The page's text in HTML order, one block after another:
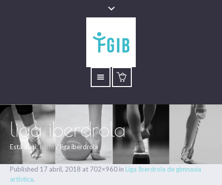
liga iberdrola
Está aquí:Inicio / liga iberdrola
Published 17 abril, 2018 at 702×960 in Liga Iberdrola de gimnasia
artística.